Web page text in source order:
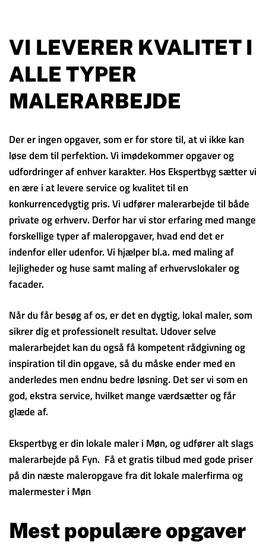
VI LEVERER KVALITET I
ALLE TYPER
MALERARBEJDE
Der er ingen opgaver, som er for store til, at vi ikke kan
løse dem til perfektion. Vi imødekommer opgaver og
udfordringer af enhver karakter. Hos Ekspertbyg sætter vi
en ære i at levere service og kvalitet til en
konkurrencedygtig pris. Vi udfører malerarbejde til både
private og erhverv. Derfor har vi stor erfaring med mange
forskellige typer af maleropgaver, hvad end det er
indenfor eller udenfor. Vi hjælper bl.a. med maling af
lejligheder og huse samt maling af erhvervslokaler og
facader.
Når du får besøg af os, er det en dygtig, lokal maler, som
sikrer dig et professionelt resultat. Udover selve
malerarbejdet kan du også få kompetent rådgivning og
inspiration til din opgave, så du måske ender med en
anderledes men endnu bedre løsning. Det ser vi som en
god, ekstra service, hvilket mange værdsætter og får
glæde af.
Ekspertbyg er din lokale maler i Møn, og udfører alt slags
malerarbejde på Fyn. Få et gratis tilbud med gode priser
på din næste maleropgave fra dit lokale malerfirma og
malermester i Møn
Mest populære opgaver